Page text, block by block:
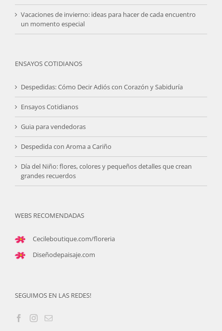
Vacaciones de invierno: ideas para hacer de cada encuentro
un momento especial
ENSAYOS COTIDIANOS
Despedidas: Cómo Decir Adiós con Corazón y Sabiduría
Ensayos Cotidianos
Guia para vendedoras
Despedida con Aroma a Cariño
Día del Niño: flores, colores y pequeños detalles que crean
grandes recuerdos
WEBS RECOMENDADAS
Cecileboutique.com/floreria
Diseñodepaisaje.com
SEGUIMOS EN LAS REDES!